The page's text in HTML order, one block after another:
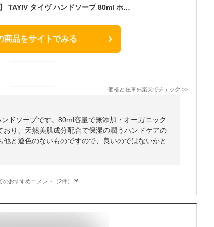
【 天然美肌成分配合 】 TAYIV タイヴ ハンドソープ 80ml ホテルスタイル ハンドウォッシュ ホワイトティー 香り 保湿 乾燥 敏感肌 うるおい 無添加 オーガニック アミノ酸系洗浄剤 美肌エキス配合 ハンドケア おしゃれ 持ち運び
商品をサイトでみる
価格と在庫を楽天でチェック >>
ドソープです。80ml容量で無添加・オーガニック
り、天然美肌成分配合で保湿の潤うハンドケアの
と遜色のないものですので、良いのではないかと
のおすすめコメント（2件）